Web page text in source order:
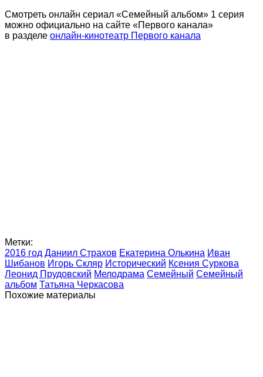
Смотреть онлайн сериал «Семейный альбом» 1 серия
можно официально на сайте «Первого канала»
в разделе онлайн-кинотеатр Первого канала
Метки:
2016 год Даниил Страхов Екатерина Олькина Иван
Шибанов Игорь Скляр Исторический Ксения Суркова
Леонид Прудовский Мелодрама Семейный Семейный
альбом Татьяна Черкасова
Похожие материалы